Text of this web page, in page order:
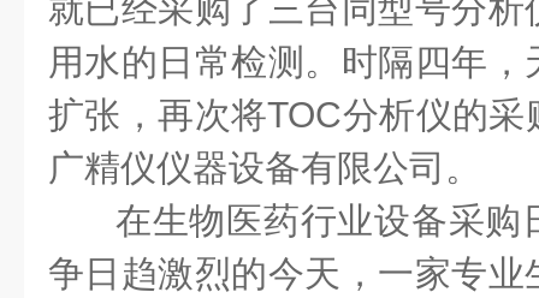
就已经采购了三台同型号分
用水的日常检测。时隔四年
扩张，再次将TOC分析仪的
广精仪仪器设备有限公司。
在生物医药行业设备采购
争日趋激烈的今天，一家专